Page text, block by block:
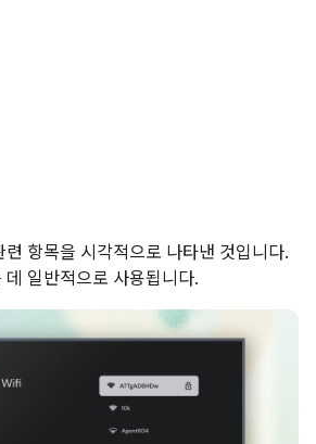
항목을 시각적으로 나타낸 것입니다.
일반적으로 사용됩니다.